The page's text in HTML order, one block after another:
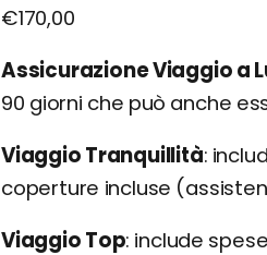
€170,00
Assicurazione Viaggio a
90 giorni che può anche
Viaggio Tranquillità
coperture incluse
Viaggio Top include